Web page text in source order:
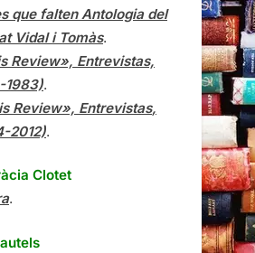
que falten Antologia del
Vidal i Tomàs.
Review», Entrevistas,
1983).
Review», Entrevistas,
2012).
Clotet
.